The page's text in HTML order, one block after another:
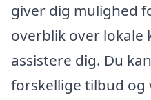
giver dig mulighed
overblik over lokale
assistere dig. Du
forskellige tilbud